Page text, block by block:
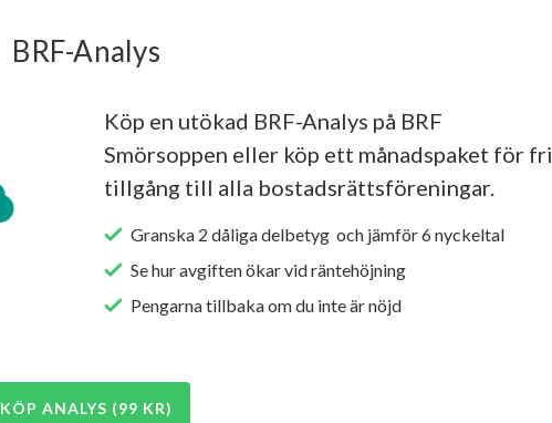
BRF-Analys
Köp en utökad BRF-Analys på BRF
Smörsoppen eller köp ett månadspaket för fri
tillgång till alla bostadsrättsföreningar.
Granska 2 dåliga delbetyg och jämför 6 nyckeltal
Se hur avgiften ökar vid räntehöjning
Pengarna tillbaka om du inte är nöjd
KÖP ANALYS (99 KR)